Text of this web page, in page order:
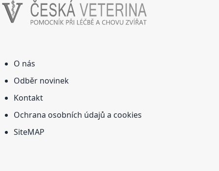
O nás
Odběr novinek
Kontakt
Ochrana osobních údajů a cookies
SiteMAP